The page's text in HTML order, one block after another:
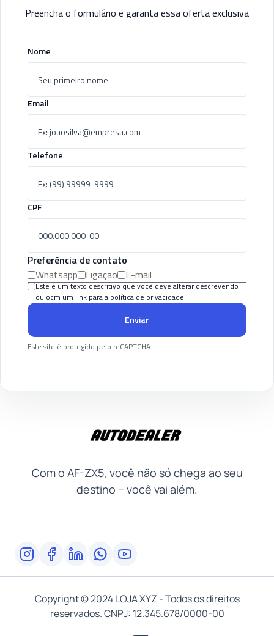
Preencha o formulário e garanta essa oferta exclusiva
Nome
Email
Telefone
CPF
Preferência de contato
Whatsapp
Ligação E-mail
Este é um texto descritivo que você deve alterar descrevendo
ou ocm um link para a política de privacidade
Enviar
Este site é protegido pelo reCAPTCHA
Com o AF-ZX5, você não só chega ao seu
destino – você vai além.
Copyright © 2024 LOJA XYZ - Todos os direitos
reservados. CNPJ: 12.345.678/0000-00